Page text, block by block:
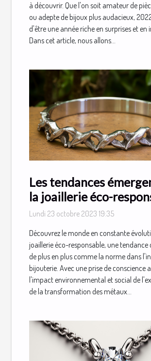
à découvrir. Que l'on soit amateur de
ou adepte de bijoux plus audacieux,
d'être une année riche en surprises et en
Dans cet article, nous allons...
Les tendances
la joaillerie éco-
Lundi 23 octobre 2023 19:35
Découvrez le monde en constante
joaillerie éco-responsable, une tendance
de plus en plus comme la norme dans
bijouterie. Avec une prise de conscience
l'impact environnemental et social de
de la transformation des métaux...